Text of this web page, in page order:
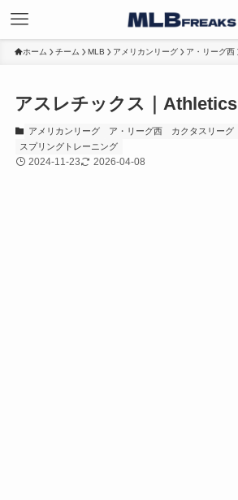
ホーム チーム MLB アメリカンリーグ ア・リーグ西
アスレチックス｜Athletics
アメリカンリーグ ア・リーグ西 カクタスリーグ
スプリングトレーニング
2024-11-23 2026-04-08